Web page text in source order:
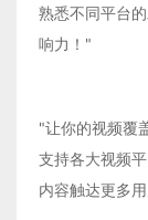
熟悉不同平台
响力！"
"让你的视频覆
支持各大视频
内容触达更多